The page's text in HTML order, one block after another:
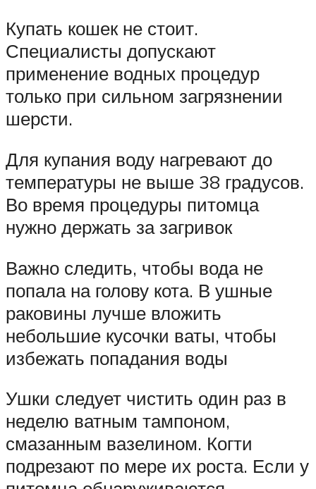
Купать кошек не стоит.
Специалисты допускают
применение водных процедур
только при сильном загрязнении
шерсти.
Для купания воду нагревают до
температуры не выше 38 градусов.
Во время процедуры питомца
нужно держать за загривок
Важно следить, чтобы вода не
попала на голову кота. В ушные
раковины лучше вложить
небольшие кусочки ваты, чтобы
избежать попадания воды
Ушки следует чистить один раз в
неделю ватным тампоном,
смазанным вазелином. Когти
подрезают по мере их роста. Если у